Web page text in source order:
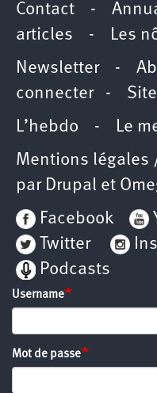
Contact -
articles - Les
Newsletter-
connecter-
L’hebdo - Le
Mentions légales
par Drupal et
Facebook
Twitter
Podcasts
Username
Mot de passe